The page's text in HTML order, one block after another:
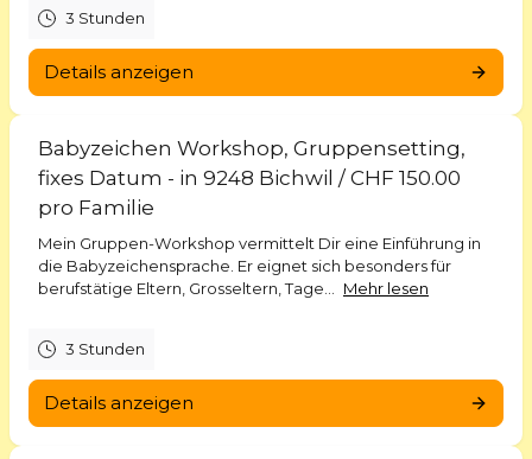
3 Stunden
Details anzeigen
Babyzeichen Workshop, Gruppensetting,
fixes Datum - in 9248 Bichwil / CHF 150.00
pro Familie
Mein Gruppen-Workshop vermittelt Dir eine Einführung in
die Babyzeichensprache. Er eignet sich besonders für
berufstätige Eltern, Grosseltern, Tage...
Mehr lesen
3 Stunden
Details anzeigen